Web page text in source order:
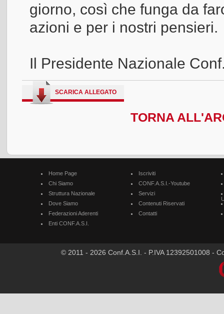
giorno, così che funga da
azioni e per i nostri pensieri.
Il Presidente Nazionale
SCARICA ALLEGATO
TORNA
Home Page
Chi Siamo
Struttura Nazionale
Dove Siamo
Federazioni Aderenti
Enti CONF.A.S.I.
Iscriviti
CONF.A.S.I.-Youtube
Servizi
Contenuti Riservati
Contatti
© 2011 - 2026 Conf.A.S.I. - P.IVA 12392501008 -